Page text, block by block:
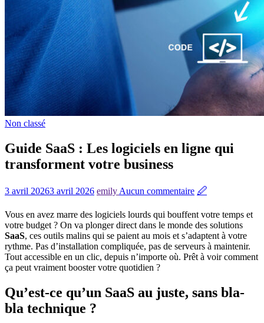
Non classé
Guide SaaS : Les logiciels en ligne qui
transforment votre business
3 avril 20263 avril 2026 emily Aucun commentaire 🖉
Vous en avez marre des logiciels lourds qui bouffent votre temps et
votre budget ? On va plonger direct dans le monde des solutions
SaaS, ces outils malins qui se paient au mois et s’adaptent à votre
rythme. Pas d’installation compliquée, pas de serveurs à maintenir.
Tout accessible en un clic, depuis n’importe où. Prêt à voir comment
ça peut vraiment booster votre quotidien ?
Qu’est-ce qu’un SaaS au juste, sans bla-
bla technique ?